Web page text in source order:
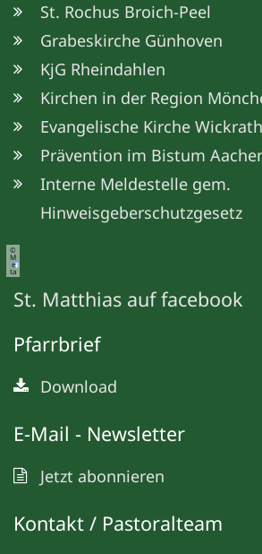
St. Rochus Broich-Peel
Grabeskirche Günhoven
KjG Rheindahlen
Kirchen in der Region
Evangelische Kirche
Prävention im Bistum
Interne Meldestelle gem.
Hinweisgeberschutzgesetz
©
M
e
ta
St. Matthias auf facebook
Pfarrbrief
Download
E-Mail - Newsletter
Jetzt abonnieren
Kontakt / Pastoralteam